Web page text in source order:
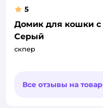
5
Домик для кошки с
Серый
скпер
Все отзывы на